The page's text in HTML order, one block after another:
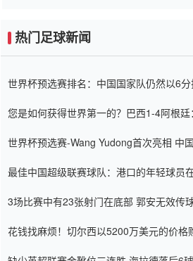
热门足球新闻
世界杯预选赛排名：中国国家队仍然以6
您是如何获得世界第一的？巴西1-4阿根廷
世界杯预选赛-Wang Yudong首次亮相 中
最佳中国超级联赛球队：港口的年轻球员
3场比赛中有23张射门在底部 郭安无效传
花钱找麻烦！切尔西以5200万美元的价格